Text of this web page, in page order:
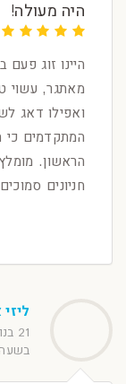
היה מעולה!
היינו זוג
מאתגר, עשוי
ואפילו דאג
המתקדמים כי
הראשון.
חניונים
21 בנובמבר 2016
בשעה 13:46